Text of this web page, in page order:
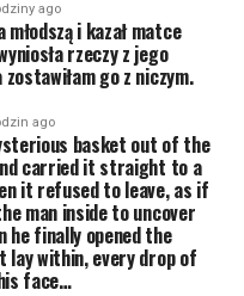
ago
młodszą i kazał matce
rzeczy z jego
go z niczym.
ago
basket out of the
carried it straight to a
it refused to leave, as if
man inside to uncover
he finally opened the
lay within, every drop of
face…